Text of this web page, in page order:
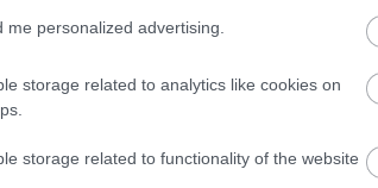
personalized advertising.
storage related to analytics like cookies on
storage related to functionality of the website